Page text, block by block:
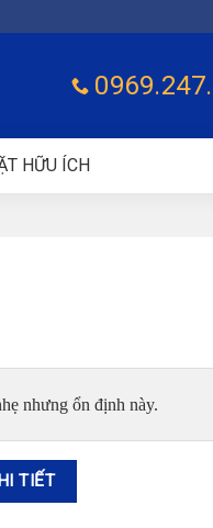
HỮU ÍCH
nhưng ổn định này.
TIẾT